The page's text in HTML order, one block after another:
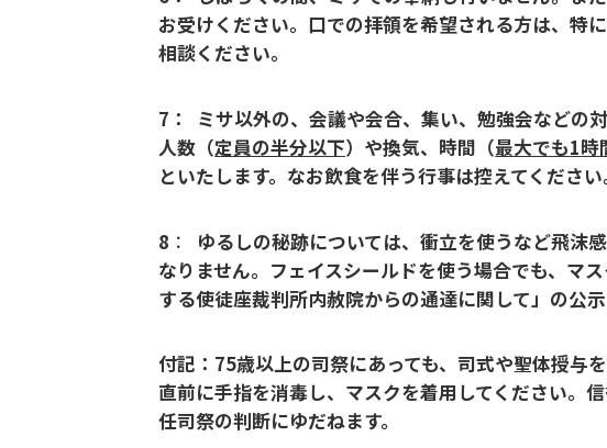
お受けください。口での拝領を希望される方は、特
相談ください。
7：
ミサ以外の、会議や会合、集い、勉強会などの
人数（定員の半分以下）や換気、時間（最大でも1時
といたします。なお飲食を伴う行事は控えてください
8 ： ゆるしの秘跡については、衝立を使うなど飛沫
なりません。フェイスシールドを使う場合でも、マ
する使徒座裁判所内赦院からの通達に関して」の公示
付記： 75歳以上の司祭にあっても、司式や聖体授与
直前に手指を消毒し、マスクを着用してください。
任司祭の判断にゆだねます。